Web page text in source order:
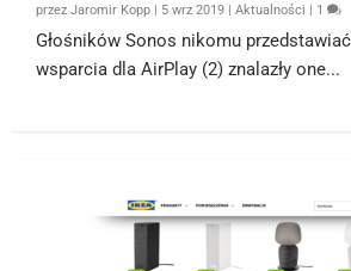
przezJaromir Kopp | 5 wrz 2019 |Aktualności | 1
Głośników Sonos nikomu
wsparcia dla AirPlay (2) znalazły one...